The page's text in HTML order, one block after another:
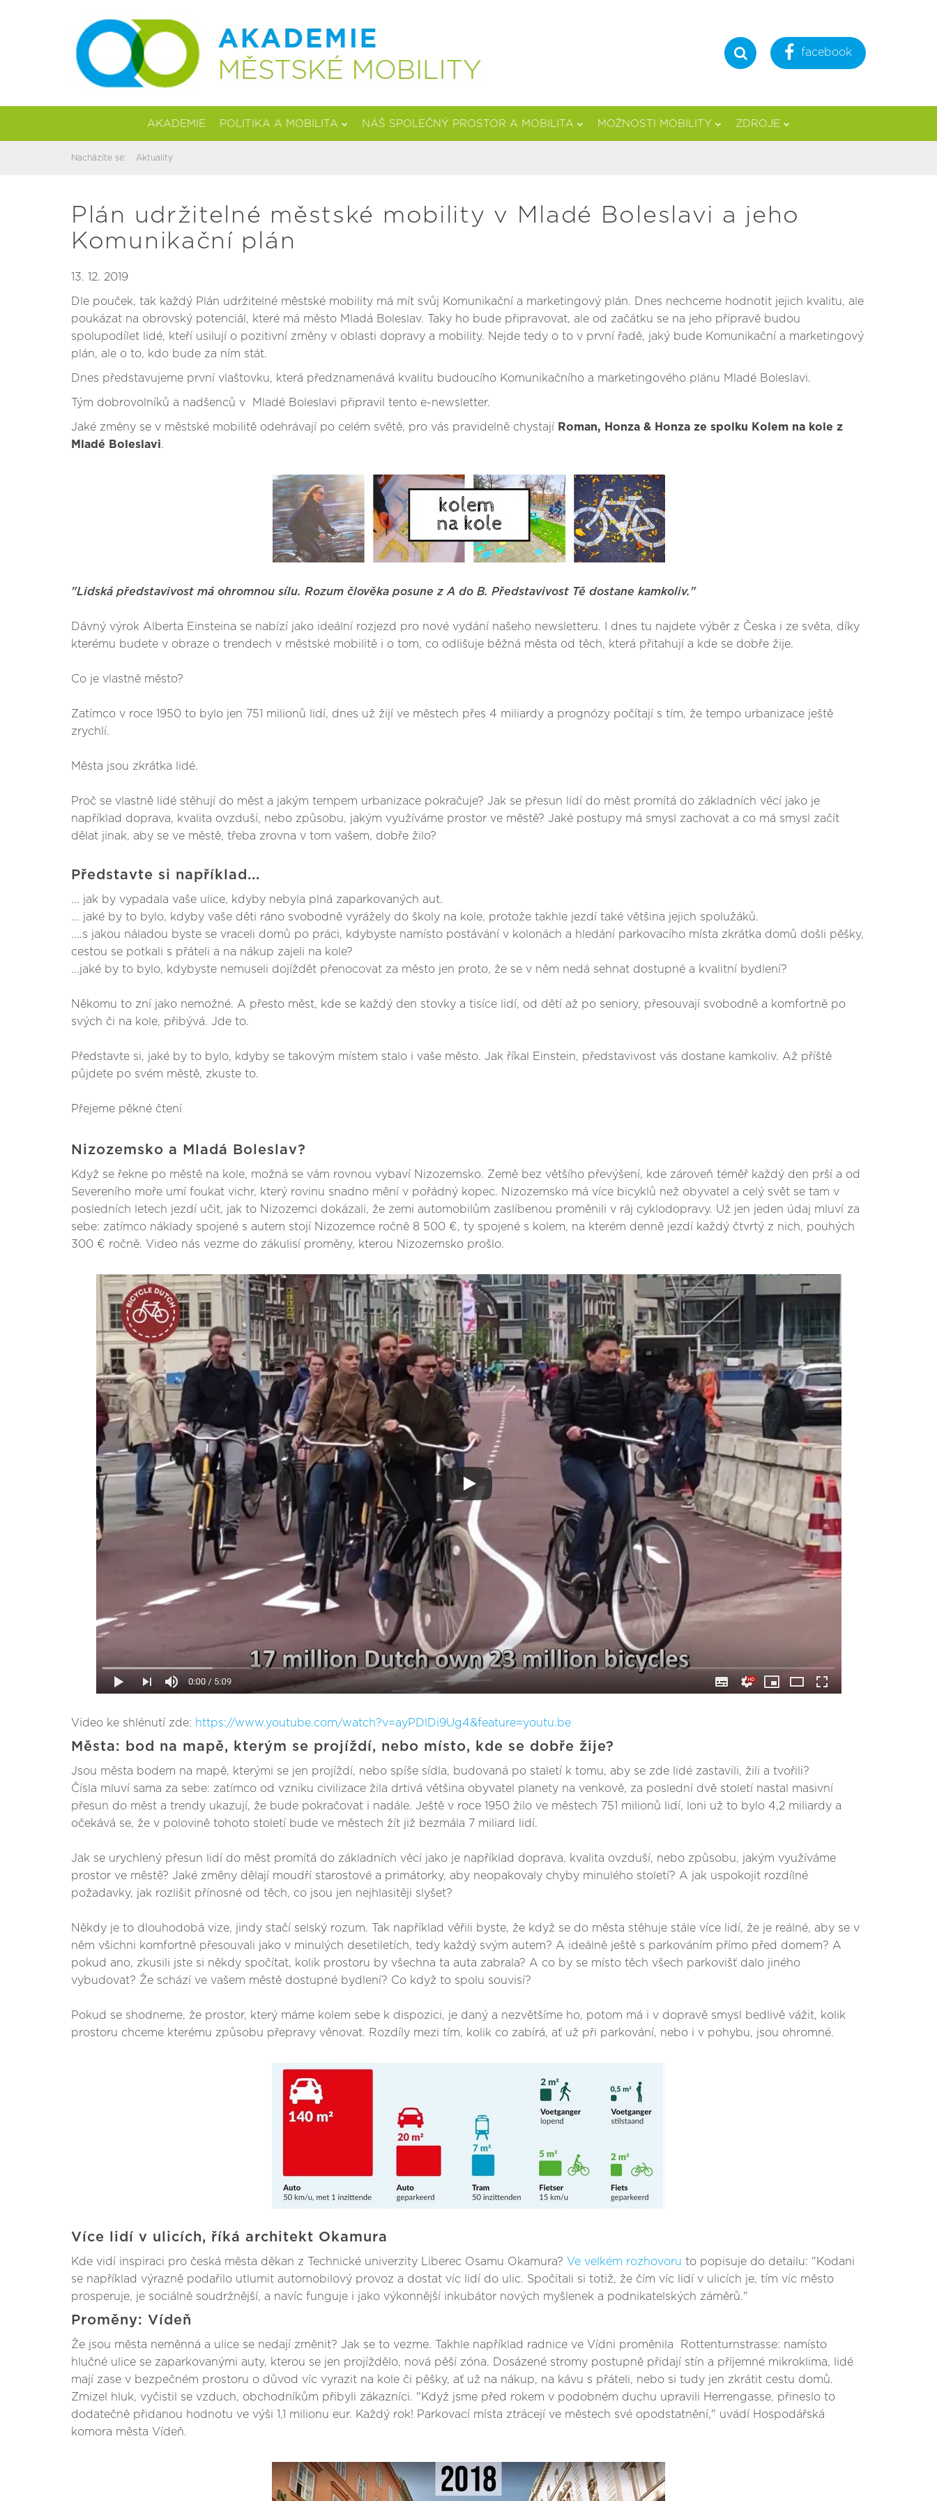
Hledat facebook
AKADEMIE POLITIKA A MOBILITA NÁŠ SPOLEČNÝ PROSTOR A MOBILITA MOŽNOSTI MOBILITY ZDROJE
Nacházíte se: Aktuality
Plán udržitelné městské mobility v Mladé Boleslavi a jeho
Komunikační plán
13. 12. 2019
Dle pouček, tak každý Plán udržitelné městské mobility má mít svůj Komunikační a marketingový plán. Dnes nechceme hodnotit jejich kvalitu, ale
poukázat na obrovský potenciál, které má město Mladá Boleslav. Taky ho bude připravovat, ale od začátku se na jeho přípravě budou
spolupodílet lidé, kteří usilují o pozitivní změny v oblasti dopravy a mobility. Nejde tedy o to v první řadě, jaký bude Komunikační a marketingový
plán, ale o to, kdo bude za ním stát.
Dnes představujeme první vlaštovku, která předznamenává kvalitu budoucího Komunikačního a marketingového plánu Mladé Boleslavi.
Tým dobrovolníků a nadšenců v Mladé Boleslavi připravil tento e-newsletter.
Jaké změny se v městské mobilitě odehrávají po celém světě, pro vás pravidelně chystají Roman, Honza & Honza ze spolku Kolem na kole z
Mladé Boleslavi.
"Lidská představivost má ohromnou sílu. Rozum člověka posune z A do B. Představivost Tě dostane kamkoliv."
Dávný výrok Alberta Einsteina se nabízí jako ideální rozjezd pro nové vydání našeho newsletteru. I dnes tu najdete výběr z Česka i ze světa, díky
kterému budete v obraze o trendech v městské mobilitě i o tom, co odlišuje běžná města od těch, která přitahují a kde se dobře žije.
Co je vlastně město?
Zatímco v roce 1950 to bylo jen 751 milionů lidí, dnes už žijí ve městech přes 4 miliardy a prognózy počítají s tím, že tempo urbanizace ještě
zrychlí.
Města jsou zkrátka lidé.
Proč se vlastně lidé stěhují do měst a jakým tempem urbanizace pokračuje? Jak se přesun lidí do měst promítá do základních věcí jako je
například doprava, kvalita ovzduší, nebo způsobu, jakým využíváme prostor ve městě? Jaké postupy má smysl zachovat a co má smysl začít
dělat jinak, aby se ve městě, třeba zrovna v tom vašem, dobře žilo?
Představte si například...
... jak by vypadala vaše ulice, kdyby nebyla plná zaparkovaných aut.
... jaké by to bylo, kdyby vaše děti ráno svobodně vyrážely do školy na kole, protože takhle jezdí také většina jejich spolužáků.
....s jakou náladou byste se vraceli domů po práci, kdybyste namísto postávání v kolonách a hledání parkovacího místa zkrátka domů došli pěšky,
cestou se potkali s přáteli a na nákup zajeli na kole?
...jaké by to bylo, kdybyste nemuseli dojíždět přenocovat za město jen proto, že se v něm nedá sehnat dostupné a kvalitní bydlení?
Někomu to zní jako nemožné. A přesto měst, kde se každý den stovky a tisíce lidí, od dětí až po seniory, přesouvají svobodně a komfortně po
svých či na kole, přibývá. Jde to.
Představte si, jaké by to bylo, kdyby se takovým místem stalo i vaše město. Jak říkal Einstein, představivost vás dostane kamkoliv. Až příště
půjdete po svém městě, zkuste to.
Přejeme pěkné čtení
Nizozemsko a Mladá Boleslav?
Když se řekne po městě na kole, možná se vám rovnou vybaví Nizozemsko. Země bez většího převýšení, kde zároveň téměř každý den prší a od
Severeního moře umí foukat vichr, který rovinu snadno mění v pořádný kopec. Nizozemsko má více bicyklů než obyvatel a celý svět se tam v
posledních letech jezdí učit, jak to Nizozemci dokázali, že zemi automobilům zaslíbenou proměnili v ráj cyklodopravy. Už jen jeden údaj mluví za
sebe: zatímco náklady spojené s autem stojí Nizozemce ročně 8 500 €, ty spojené s kolem, na kterém denně jezdí každý čtvrtý z nich, pouhých
300 € ročně. Video nás vezme do zákulisí proměny, kterou Nizozemsko prošlo.
Video ke shlénutí zde: https://www.youtube.com/watch?v=ayPDlDi9Ug4&feature=youtu.be
Města: bod na mapě, kterým se projíždí, nebo místo, kde se dobře žije?
Jsou města bodem na mapě, kterými se jen projíždí, nebo spíše sídla, budovaná po staletí k tomu, aby se zde lidé zastavili, žili a tvořili?
Čísla mluví sama za sebe: zatímco od vzniku civilizace žila drtivá většina obyvatel planety na venkově, za poslední dvě století nastal masivní
přesun do měst a trendy ukazují, že bude pokračovat i nadále. Ještě v roce 1950 žilo ve městech 751 milionů lidí, loni už to bylo 4,2 miliardy a
očekává se, že v polovině tohoto století bude ve městech žít již bezmála 7 miliard lidí.
Jak se urychlený přesun lidí do měst promítá do základních věcí jako je například doprava, kvalita ovzduší, nebo způsobu, jakým využíváme
prostor ve městě? Jaké změny dělají moudří starostové a primátorky, aby neopakovaly chyby minulého století? A jak uspokojit rozdílné
požadavky, jak rozlišit přínosné od těch, co jsou jen nejhlasitěji slyšet?
Někdy je to dlouhodobá vize, jindy stačí selský rozum. Tak například věřili byste, že když se do města stěhuje stále více lidí, že je reálné, aby se v
něm všichni komfortně přesouvali jako v minulých desetiletích, tedy každý svým autem? A ideálně ještě s parkováním přímo před domem? A
pokud ano, zkusili jste si někdy spočítat, kolik prostoru by všechna ta auta zabrala? A co by se místo těch všech parkovišť dalo jiného
vybudovat? Že schází ve vašem městě dostupné bydlení? Co když to spolu souvisí?
Pokud se shodneme, že prostor, který máme kolem sebe k dispozici, je daný a nezvětšíme ho, potom má i v dopravě smysl bedlivě vážit, kolik
prostoru chceme kterému způsobu přepravy věnovat. Rozdíly mezi tím, kolik co zabírá, ať už při parkování, nebo i v pohybu, jsou ohromné.
Více lidí v ulicích, říká architekt Okamura
Kde vidí inspiraci pro česká města děkan z Technické univerzity Liberec Osamu Okamura? Ve velkém rozhovoru to popisuje do detailu: "Kodani
se například výrazně podařilo utlumit automobilový provoz a dostat víc lidí do ulic. Spočítali si totiž, že čím víc lidí v ulicích je, tím víc město
prosperuje, je sociálně soudržnější, a navíc funguje i jako výkonnější inkubátor nových myšlenek a podnikatelských záměrů."
Proměny: Vídeň
Že jsou města neměnná a ulice se nedají změnit? Jak se to vezme. Takhle například radnice ve Vídni proměnila Rottenturnstrasse: namísto
hlučné ulice se zaparkovanými auty, kterou se jen projíždělo, nová pěší zóna. Dosázené stromy postupně přidají stín a příjemné mikroklima, lidé
mají zase v bezpečném prostoru o důvod víc vyrazit na kole či pěšky, ať už na nákup, na kávu s přáteli, nebo si tudy jen zkrátit cestu domů.
Zmizel hluk, vyčistil se vzduch, obchodníkům přibyli zákazníci. "Když jsme před rokem v podobném duchu upravili Herrengasse, přineslo to
dodatečně přidanou hodnotu ve výši 1,1 milionu eur. Každý rok! Parkovací místa ztrácejí ve městech své opodstatnění," uvádí Hospodářská
komora města Vídeň.